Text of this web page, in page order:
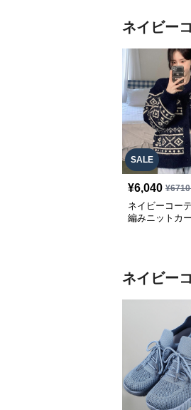
ネイビー
SALE
¥6,040 ¥6710
ネイビーコー
編みニットカ
ネイビー